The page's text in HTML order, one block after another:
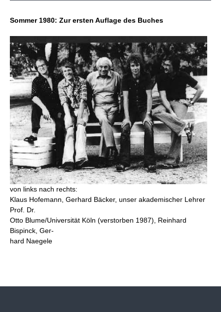
Sommer 1980: Zur ersten Auflage des Buches
von links nach rechts:
Klaus Hofemann, Gerhard Bäcker, unser akademischer Lehrer
Prof. Dr.
Otto Blume/Universität Köln (verstorben 1987), Reinhard
Bispinck, Ger-
hard Naegele